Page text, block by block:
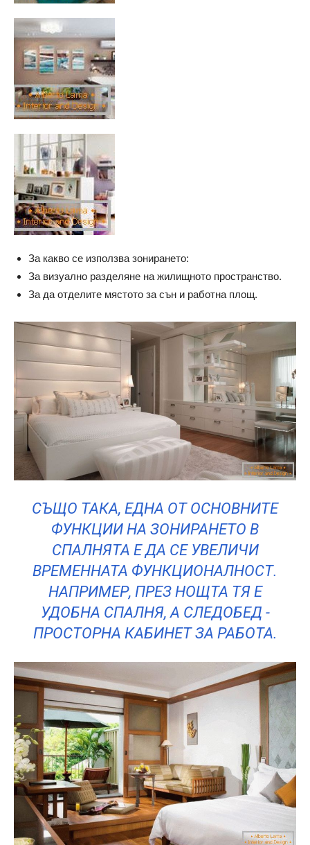
За какво се използва зонирането:
За визуално разделяне на жилищното пространство.
За да отделите мястото за сън и работна площ.
СЪЩО ТАКА, ЕДНА ОТ ОСНОВНИТЕ
ФУНКЦИИ НА ЗОНИРАНЕТО В
СПАЛНЯТА Е ДА СЕ УВЕЛИЧИ
ВРЕМЕННАТА ФУНКЦИОНАЛНОСТ.
НАПРИМЕР, ПРЕЗ НОЩТА ТЯ Е
УДОБНА СПАЛНЯ, А СЛЕДОБЕД -
ПРОСТОРНА КАБИНЕТ ЗА РАБОТА.